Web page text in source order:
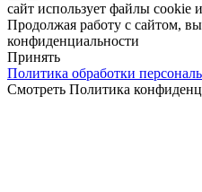
сайт использует файлы cookie
Продолжая работу с сайтом,
конфиденциальности
Принять
Политика обработки
Смотреть Политика